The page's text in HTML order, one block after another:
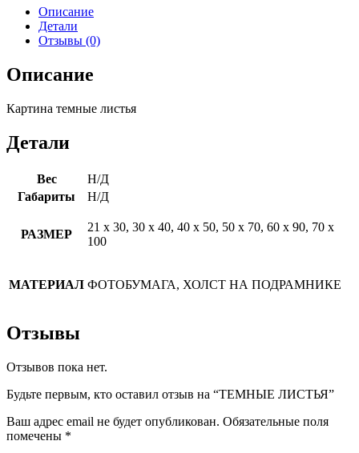
Описание
Детали
Отзывы (0)
Описание
Картина темные листья
Детали
Вес
Н/Д
Габариты
Н/Д
РАЗМЕР
21 х 30, 30 х 40, 40 х 50, 50 х 70, 60 х 90, 70 х
100
МАТЕРИАЛ ФОТОБУМАГА, ХОЛСТ НА ПОДРАМНИКЕ
Отзывы
Отзывов пока нет.
Будьте первым, кто оставил отзыв на “ТЕМНЫЕ ЛИСТЬЯ”
Ваш адрес email не будет опубликован. Обязательные поля
помечены *